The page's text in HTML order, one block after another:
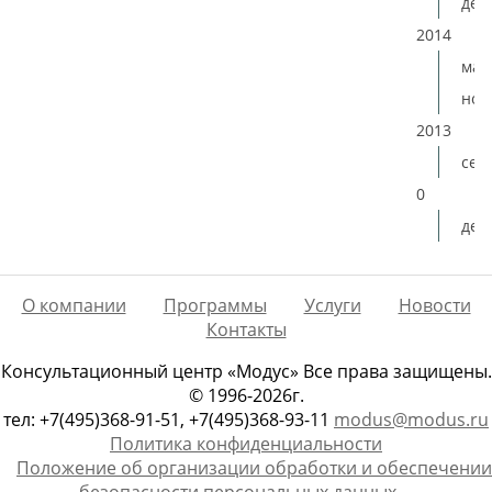
2014
мая
2013
0
О компании Программы Услуги
Новости
Контакты
Консультационный центр «Модус» Все права защищены.
© 1996-2026г.
тел: +7(495)368-91-51, +7(495)368-93-11 modus@modus.ru
Политика конфиденциальности
Положение об организации обработки и обеспечении